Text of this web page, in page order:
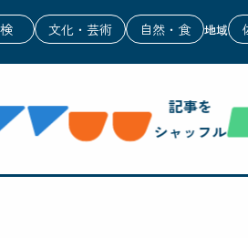
文化・芸術 自然・食 地域
記事を
シャッフル